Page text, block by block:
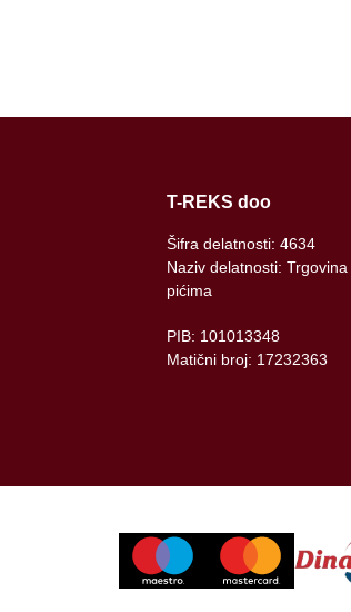
T-REKS doo
Šifra delatnosti: 4634
Naziv delatnosti:
pićima
PIB: 101013348
Matični broj: 17232363